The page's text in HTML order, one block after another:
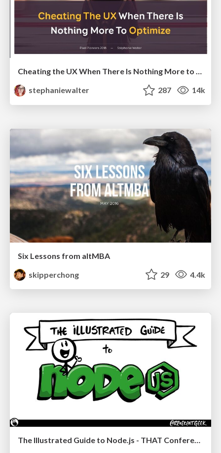
Cheating the UX When There Is Nothing More to Optimize - PixelPioneers
stephaniewalter
287 14k
Six Lessons from altMBA
skipperchong
29 4.4k
The Illustrated Guide to Node.js - THAT Conference 2024